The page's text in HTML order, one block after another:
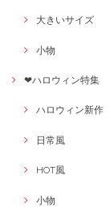
大きいサイズ
小物
❤ハロウィン特集
ハロウィン新作
日常風
HOT風
小物